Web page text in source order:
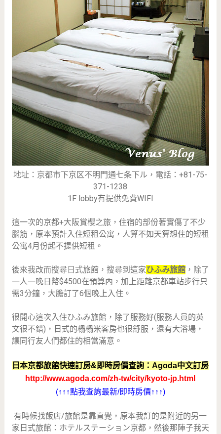
地址：京都市下京区不明門通七条下ル，電話：+81-75-
371-1238
1F lobby有提供免費WIFI
這一次的京都+大阪賞櫻之旅，住宿的部份著實傷了不少
腦筋，原本預計入住短租公寓，人算不如天算想住的短租
公寓4月份起不提供短租。
後來我改而搜尋日式旅館，搜尋到這家ひふみ旅館，除了
一人一晚日幣$4500在預算內，加上距離京都車站步行只
需3分鐘，大膽訂了6個晚上入住。
很開心這次入住ひふみ旅館，除了服務好(服務人員的英
文很不錯)，日式的榻榻米客房也很舒服，還有大浴場，
讓同行友人們都住的相當滿意。
日本京都旅館快速訂房&即時房價查詢：Agoda中文訂房
http://www.agoda.com/zh-tw/city/kyoto-jp.html
(↑↑↑點我查詢最新/即時房價↑↑↑)
有時候找飯店/旅館是靠直覺，原本我訂的是附近的另一
家日式旅館：ホテルステーション京都，然後那陣子我天